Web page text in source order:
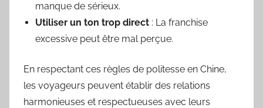
manque de sérieux.
Utiliser un ton trop direct : La franchise
excessive peut être mal perçue.
En respectant ces règles de politesse en Chine,
les voyageurs peuvent établir des relations
harmonieuses et respectueuses avec leurs